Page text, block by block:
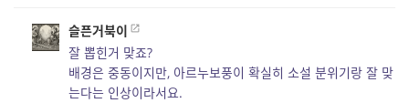
슬픈거북이
잘 뽑힌거 맞죠?
배경은 중동이지만, 아르누보풍이 확실히 소설 분위기랑 잘 맞
는다는 인상이라서요.